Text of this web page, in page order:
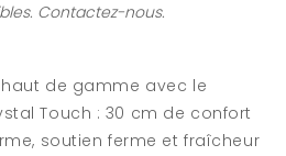
Contactez-nous.
de gamme avec le
Touch : 30 cm de confort
soutien ferme et fraîcheur